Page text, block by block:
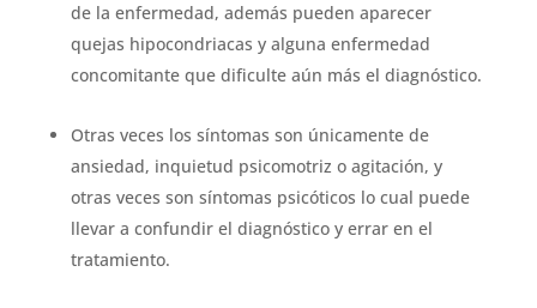
de la enfermedad, además pueden aparecer
quejas hipocondriacas y alguna enfermedad
concomitante que dificulte aún más el diagnóstico.
Otras veces los síntomas son únicamente de
ansiedad, inquietud psicomotriz o agitación, y
otras veces son síntomas psicóticos lo cual puede
llevar a confundir el diagnóstico y errar en el
tratamiento.